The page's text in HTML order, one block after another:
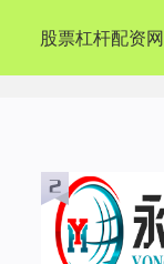
股票杠杆配资网